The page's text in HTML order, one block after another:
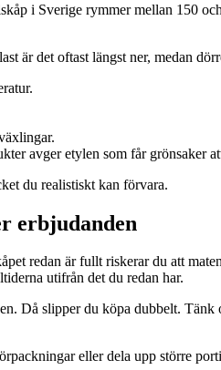
i Sverige rymmer mellan 150
är det oftast längst ner, medan
avger etylen som får grönsaker
du realistiskt kan förvara.
erbjudanden
redan är fullt riskerar du att
utifrån det du redan har.
Då slipper du köpa dubbelt.
eller dela upp större